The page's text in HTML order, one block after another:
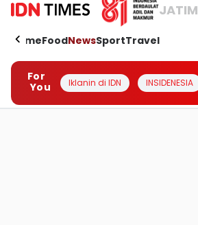
JATIM
HomeFoodNewsSportTravel
For
You
Iklanin di IDN INSIDENESIA